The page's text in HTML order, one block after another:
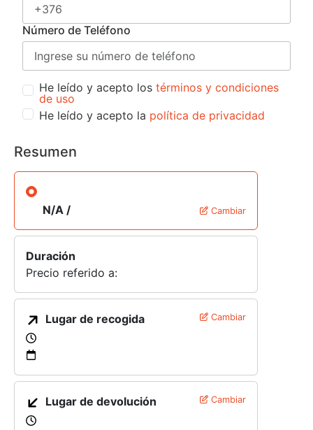
Número de Teléfono
He leído y acepto los términos y condiciones
de uso
He leído y acepto la política de privacidad
Resumen
N/A / Cambiar
Duración
Precio referido a:
Lugar de recogida Cambiar
Lugar de devolución Cambiar